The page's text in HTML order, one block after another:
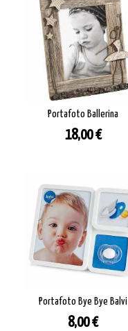
Portafoto Ballerina
Prezzo
18,00 €
Portafoto Bye Bye Balvi
Prezzo
8,00 €